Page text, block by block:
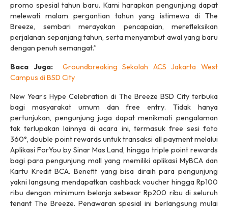
promo spesial tahun baru. Kami harapkan pengunjung dapat
melewati malam pergantian tahun yang istimewa di The
Breeze, sembari merayakan pencapaian, merefleksikan
perjalanan sepanjang tahun, serta menyambut awal yang baru
dengan penuh semangat.”
Baca Juga:
Groundbreaking Sekolah ACS Jakarta West
Campus di BSD City
New Year’s Hype Celebration di The Breeze BSD City terbuka
bagi masyarakat umum danfree entry. Tidak hanya
pertunjukan, pengunjung juga dapat menikmati pengalaman
tak terlupakan lainnya di acara ini, termasuk free sesi foto
360°,double pointrewards untuk transaksi all paymentmelalui
Aplikasi ForYou by Sinar Mas Land, hinggatriple point rewards
bagi para pengunjung mall yang memiliki aplikasi MyBCA dan
Kartu Kredit BCA. Benefityang bisa diraih para pengunjung
yakni langsung mendapatkan cashback voucher hingga Rp100
ribu dengan minimum belanja sebesar Rp200 ribu di seluruh
tenant The Breeze. Penawaran spesial ini berlangsung mulai